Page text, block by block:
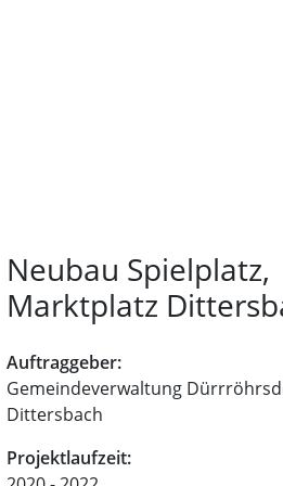
Neubau Spielplatz,
Marktplatz
Auftraggeber:
Gemeindeverwaltung
Dittersbach
Projektlaufzeit: